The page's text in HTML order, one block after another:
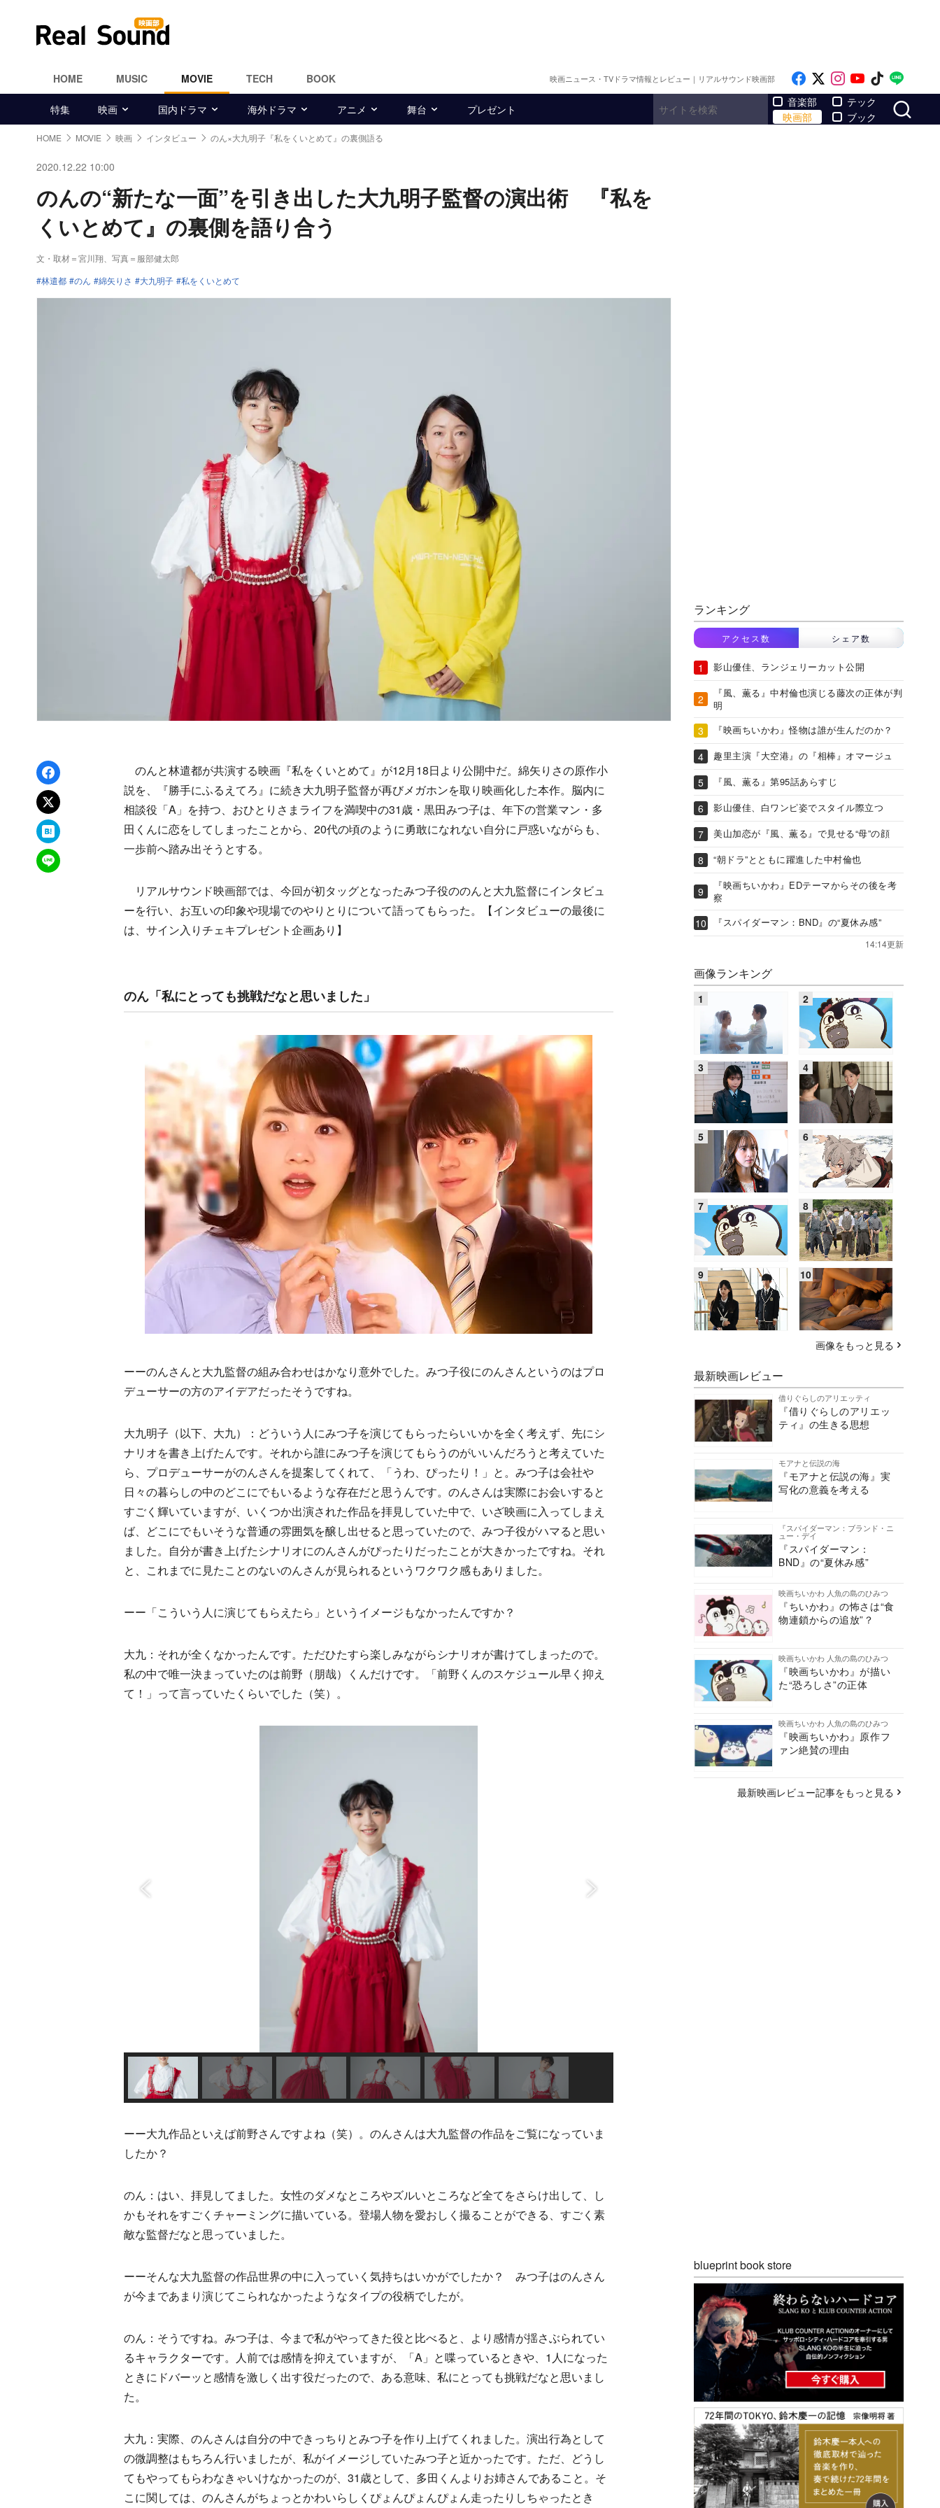
HOME MUSIC MOVIE TECH BOOK 映画ニュース・TVドラマ情報とレビュー｜リアルサウンド映画部 Like on Facebook
Follow on x
Follow on
Follow on
Follow
特集 映画 国内ドラマ 海外ドラマ アニメ 舞台 プレゼント
音楽部
映画部
テック
ブック
HOME MOVIE 映画 インタビュー のん×大九明子『私をくいとめて』の裏側語る
2020.12.22 10:00
のんの“新たな一面”を引き出した大九明子監督の演出術 『私を
くいとめて』の裏側を語り合う
文・取材＝宮川翔、写真＝服部健太郎
林遣都
のん 綿矢りさ 大九明子 私をくいとめて
Facebookでシェア
xでポスト
はてなブックマーク
LINEで送る
のんと林遣都が共演する映画『私をくいとめて』が12月18日より公開中だ。綿矢りさの原作小
説を、『勝手にふるえてろ』に続き大九明子監督が再びメガホンを取り映画化した本作。脳内に
相談役「A」を持つ、おひとりさまライフを満喫中の31歳・黒田みつ子は、年下の営業マン・多
田くんに恋をしてしまったことから、20代の頃のように勇敢になれない自分に戸惑いながらも、
一歩前へ踏み出そうとする。
リアルサウンド映画部では、今回が初タッグとなったみつ子役ののんと大九監督にインタビュ
ーを行い、お互いの印象や現場でのやりとりについて語ってもらった。【インタビューの最後に
は、サイン入りチェキプレゼント企画あり】
のん「私にとっても挑戦だなと思いました」
ーーのんさんと大九監督の組み合わせはかなり意外でした。みつ子役にのんさんというのはプロ
デューサーの方のアイデアだったそうですね。
大九明子（以下、大九）：どういう人にみつ子を演じてもらったらいいかを全く考えず、先にシ
ナリオを書き上げたんです。それから誰にみつ子を演じてもらうのがいいんだろうと考えていた
ら、プロデューサーがのんさんを提案してくれて、「うわ、ぴったり！」と。みつ子は会社や
日々の暮らしの中のどこにでもいるような存在だと思うんです。のんさんは実際にお会いすると
すごく輝いていますが、いくつか出演された作品を拝見していた中で、いざ映画に入ってしまえ
ば、どこにでもいそうな普通の雰囲気を醸し出せると思っていたので、みつ子役がハマると思い
ました。自分が書き上げたシナリオにのんさんがぴったりだったことが大きかったですね。それ
と、これまでに見たことのないのんさんが見られるというワクワク感もありました。
ーー「こういう人に演じてもらえたら」というイメージもなかったんですか？
大九：それが全くなかったんです。ただひたすら楽しみながらシナリオが書けてしまったので。
私の中で唯一決まっていたのは前野（朋哉）くんだけです。「前野くんのスケジュール早く抑え
て！」って言っていたくらいでした（笑）。
ーー大九作品といえば前野さんですよね（笑）。のんさんは大九監督の作品をご覧になっていま
したか？
のん：はい、拝見してました。女性のダメなところやズルいところなど全てをさらけ出して、し
かもそれをすごくチャーミングに描いている。登場人物を愛おしく撮ることができる、すごく素
敵な監督だなと思っていました。
ーーそんな大九監督の作品世界の中に入っていく気持ちはいかがでしたか？ みつ子はのんさん
が今まであまり演じてこられなかったようなタイプの役柄でしたが。
のん：そうですね。みつ子は、今まで私がやってきた役と比べると、より感情が揺さぶられてい
るキャラクターです。人前では感情を抑えていますが、「A」と喋っているときや、1人になった
ときにドバーッと感情を激しく出す役だったので、ある意味、私にとっても挑戦だなと思いまし
た。
大九：実際、のんさんは自分の中できっちりとみつ子を作り上げてくれました。演出行為として
の微調整はもちろん行いましたが、私がイメージしていたみつ子と近かったです。ただ、どうし
てもやってもらわなきゃいけなかったのが、31歳として、多田くんよりお姉さんであること。そ
こに関しては、のんさんがちょっとかわいらしくぴょんぴょんぴょん走ったりしちゃったとき
ランキング
アクセス数 シェア数
影山優佳、ランジェリーカット公開
『風、薫る』中村倫也演じる藤次の正体が判
明
『映画ちいかわ』怪物は誰が生んだのか？
趣里主演『大空港』の『相棒』オマージュ
『風、薫る』第95話あらすじ
影山優佳、白ワンピ姿でスタイル際立つ
美山加恋が『風、薫る』で見せる“母”の顔
“朝ドラ”とともに躍進した中村倫也
『映画ちいかわ』EDテーマからその後を考
察
『スパイダーマン：BND』の“夏休み感”
14:14更新
画像ランキング
画像をもっと見る
最新映画レビュー
借りぐらしのアリエッティ
『借りぐらしのアリエッ
ティ』の生きる思想
モアナと伝説の海
『モアナと伝説の海』実
写化の意義を考える
『スパイダーマン：ブランド・ニ
ュー・デイ
『スパイダーマン：
BND』の“夏休み感”
映画ちいかわ 人魚の島のひみつ
『ちいかわ』の怖さは“食
物連鎖からの追放”？
映画ちいかわ 人魚の島のひみつ
『映画ちいかわ』が描い
た“恐ろしさ”の正体
映画ちいかわ 人魚の島のひみつ
『映画ちいかわ』原作フ
ァン絶賛の理由
最新映画レビュー記事をもっと見る
blueprint book store